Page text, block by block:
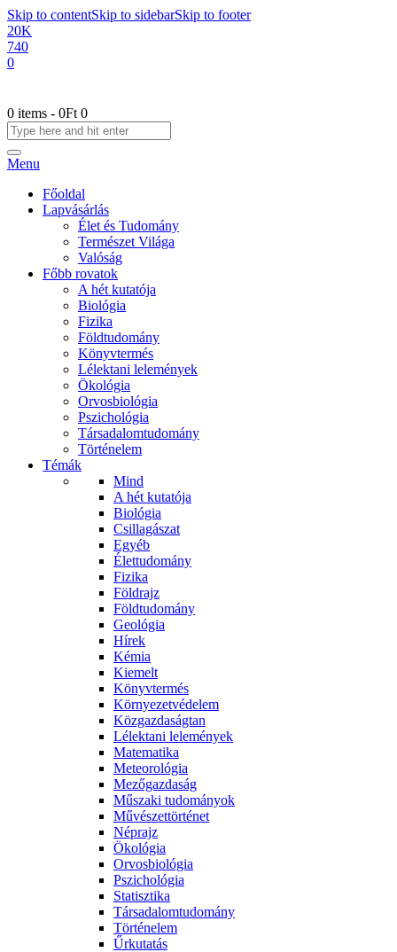
Skip to contentSkip to sidebarSkip to footer
20K
740
0
0 items - 0Ft 0
Menu
Főoldal
Lapvásárlás
Élet és Tudomány
Természet Világa
Valóság
Főbb rovatok
A hét kutatója
Biológia
Fizika
Földtudomány
Könyvtermés
Lélektani lelemények
Ökológia
Orvosbiológia
Pszichológia
Társadalomtudomány
Történelem
Témák
Mind
A hét kutatója
Biológia
Csillagászat
Egyéb
Élettudomány
Fizika
Földrajz
Földtudomány
Geológia
Hírek
Kémia
Kiemelt
Könyvtermés
Környezetvédelem
Közgazdaságtan
Lélektani lelemények
Matematika
Meteorológia
Mezőgazdaság
Műszaki tudományok
Művészettörténet
Néprajz
Ökológia
Orvosbiológia
Pszichológia
Statisztika
Társadalomtudomány
Történelem
Űrkutatás